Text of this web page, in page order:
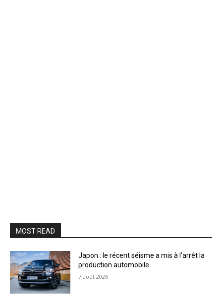
MOST READ
Japon : le récent séisme a mis à l’arrêt la
production automobile
7 août 2026